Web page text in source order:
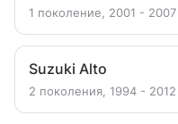
1 поколение, 2001 - 2007
Suzuki Alto
2 поколения, 1994 - 2012